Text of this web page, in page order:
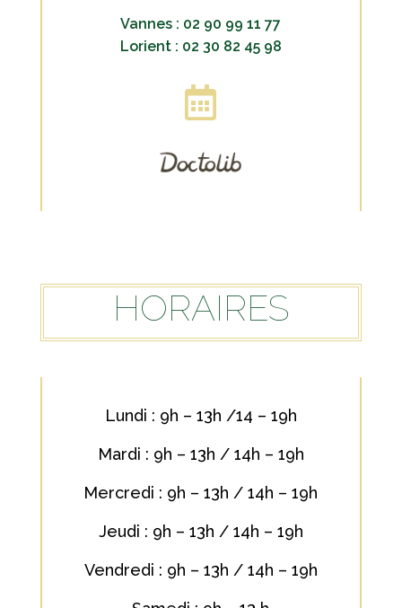
Vannes : 02 90 99 11 77
Lorient : 02 30 82 45 98

HORAIRES
Lundi : 9h – 13h /14 – 19h
Mardi : 9h – 13h / 14h – 19h
Mercredi : 9h – 13h / 14h – 19h
Jeudi : 9h – 13h / 14h – 19h
Vendredi : 9h – 13h / 14h – 19h